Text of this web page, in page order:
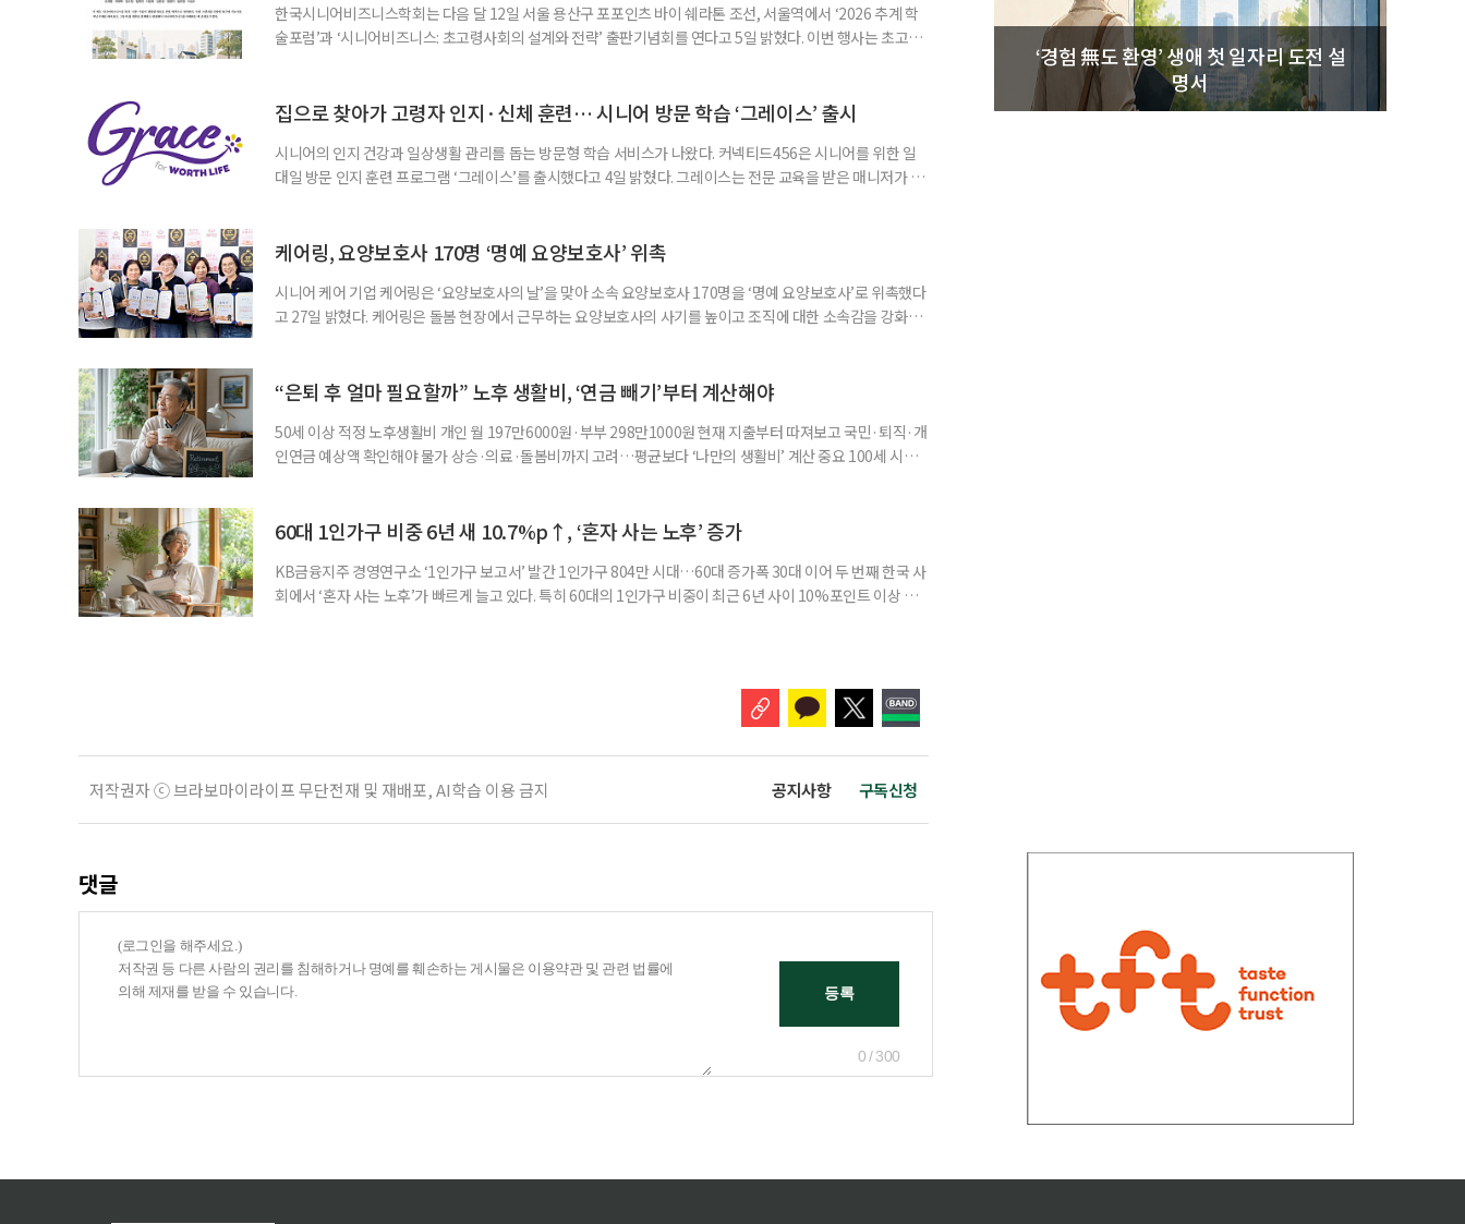
한국시니어비즈니스학회는 다음 달 12일 서울 용산구 포포인츠 바이 쉐라톤 조선, 서울역에서 ‘2026 추계 학
술포럼’과 ‘시니어비즈니스: 초고령사회의 설계와 전략’ 출판기념회를 연다고 5일 밝혔다. 이번 행사는 초고령
계하다’를 주제로 기조강연을 한다. 이어 공동저자들이 돌봄과 금융, 헬스케어, 여가, 식품, 디지털 기술 등
집으로 찾아가 고령자 인지·신체 훈련… 시니어 방문 학습 ‘그레이스’ 출시
시니어의 인지 건강과 일상생활 관리를 돕는 방문형 학습 서비스가 나왔다. 커넥티드456은 시니어를 위한 일
대일 방문 인지 훈련 프로그램 ‘그레이스’를 출시했다고 4일 밝혔다. 그레이스는 전문 교육을 받은 매니저가 주
사용하는 자체 개발 워크북이 활용된다. 문제는 기억력과 주의집중력, 언어능력, 시공간 능력, 계산 능
케어링, 요양보호사 170명 ‘명예 요양보호사’ 위촉
시니어 케어 기업 케어링은 ‘요양보호사의 날’을 맞아 소속 요양보호사 170명을 ‘명예 요양보호사’로 위촉했다
고 27일 밝혔다. 케어링은 돌봄 현장에서 근무하는 요양보호사의 사기를 높이고 조직에 대한 소속감을 강화하
점에서 선정된 요양보호사들에게 위촉장과 감사 편지를 전달했다. 우수 요양보호사들이 현장에서 쌓은 돌봄
“은퇴 후 얼마 필요할까” 노후 생활비, ‘연금 빼기’부터 계산해야
50세 이상 적정 노후생활비 개인 월 197만6000원·부부 298만1000원 현재 지출부터 따져보고 국민·퇴직·개
인연금 예상액 확인해야 물가 상승·의료·돌봄비까지 고려…평균보다 ‘나만의 생활비’ 계산 중요 100세 시대
준비의 출발점이라는 조언이 나온다. 조고은 하나금융연구소 하나더넥스트연구센터 수석연구원은 은퇴
60대 1인가구 비중 6년 새 10.7%p↑, ‘혼자 사는 노후’ 증가
KB금융지주 경영연구소 ‘1인가구 보고서’ 발간 1인가구 804만 시대…60대 증가폭 30대 이어 두 번째 한국 사
회에서 ‘혼자 사는 노후’가 빠르게 늘고 있다. 특히 60대의 1인가구 비중이 최근 6년 사이 10%포인트 이상 상
저작권자 ⓒ 브라보마이라이프 무단전재 및 재배포, AI학습 이용 금지 공지사항 구독신청
댓글
0 / 300
‘경험 無도 환영’ 생애 첫 일자리 도전 설
명서